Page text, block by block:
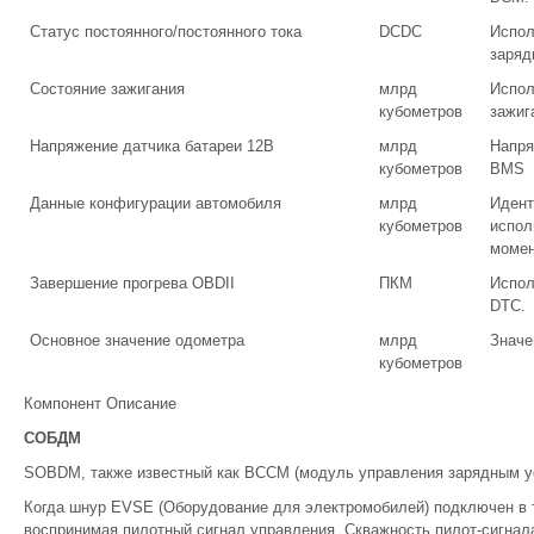
Статус постоянного/постоянного тока
DCDC
Состояние зажигания
млрд
кубометров
Напряжение датчика батареи 12В
млрд
кубометров
BMS
Данные конфигурации автомобиля
млрд
кубометров
Завершение прогрева OBDII
ПКМ
DTC.
Основное значение одометра
млрд
кубометров
Компонент Описание
СОБДМ
SOBDM, также известный как BCCM (модуль управления зарядным
Когда шнур EVSE (Оборудование для электромобилей) подключен в
воспринимая пилотный сигнал управления. Скважность пилот-